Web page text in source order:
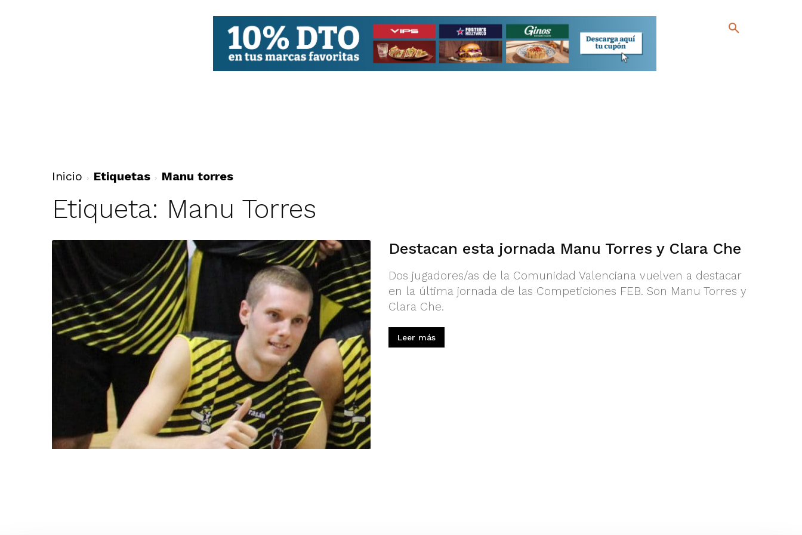
Inicio Etiquetas Manu torres
Etiqueta: Manu Torres
Destacan esta jornada Manu Torres y Clara Che
Dos jugadores/as de la Comunidad Valenciana vuelven a destacar
en la última jornada de las Competiciones FEB. Son Manu Torres y
Clara Che.
Leer más